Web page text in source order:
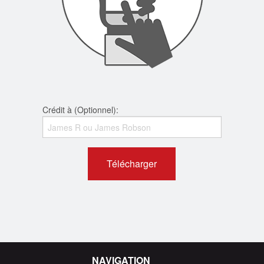
Crédit à (Optionnel):
Télécharger
NAVIGATION